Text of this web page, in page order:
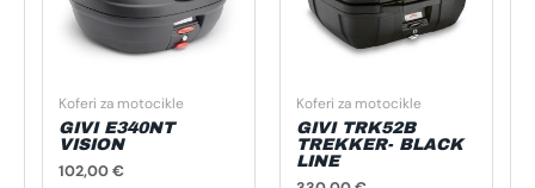
Koferi za motocikle
GIVI E340NT
VISION
102,00€
Koferi za motocikle
GIVI TRK52B
TREKKER- BLACK
LINE